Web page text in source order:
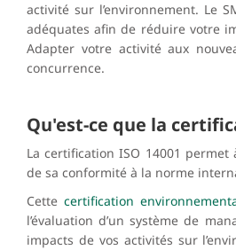
activité sur l’environnement. Le
adéquates afin de réduire votre
Adapter votre activité aux
concurrence.
Qu'est-ce que la
La certification ISO 14001
de sa conformité à la norme
Cettecertification
l’évaluation d’un système de
impacts de vos activités sur